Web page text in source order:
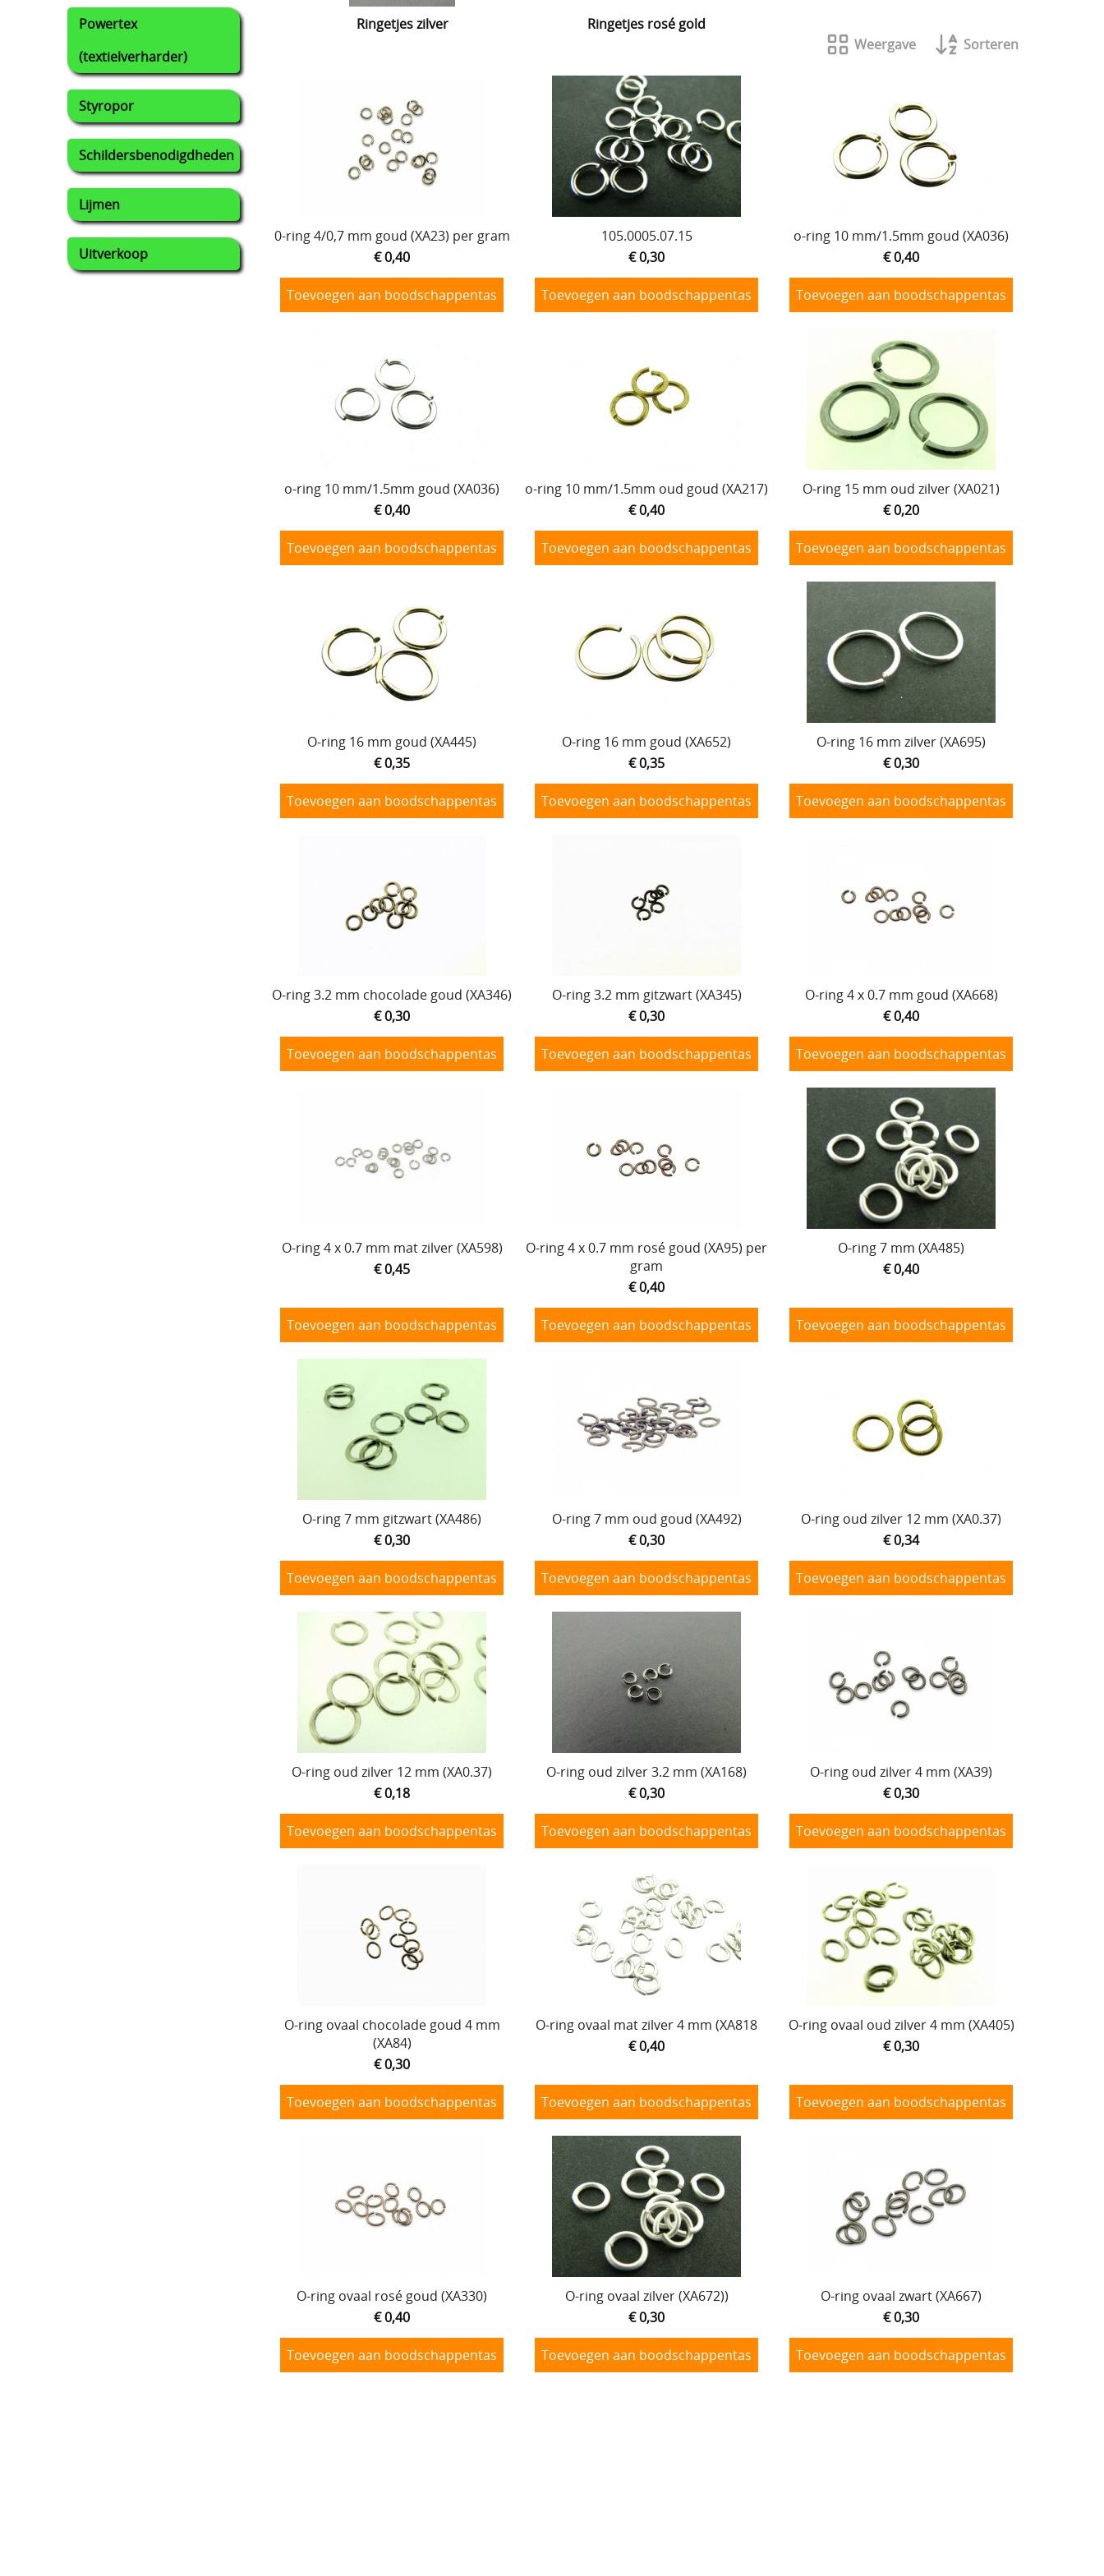
Powertex
(textielverharder)
Styropor
Schildersbenodigdheden
Lijmen
Uitverkoop
Ringetjes zilver
Ringetjes rosé gold
Weergave
Sorteren
0-ring 4/0,7 mm goud (XA23) per gram
€ 0,40
Toevoegen aan boodschappentas
105.0005.07.15
€ 0,30
Toevoegen aan boodschappentas
o-ring 10 mm/1.5mm goud (XA036)
€ 0,40
Toevoegen aan boodschappentas
o-ring 10 mm/1.5mm goud (XA036)
€ 0,40
Toevoegen aan boodschappentas
o-ring 10 mm/1.5mm oud goud (XA217)
€ 0,40
Toevoegen aan boodschappentas
O-ring 15 mm oud zilver (XA021)
€ 0,20
Toevoegen aan boodschappentas
O-ring 16 mm goud (XA445)
€ 0,35
Toevoegen aan boodschappentas
O-ring 16 mm goud (XA652)
€ 0,35
Toevoegen aan boodschappentas
O-ring 16 mm zilver (XA695)
€ 0,30
Toevoegen aan boodschappentas
O-ring 3.2 mm chocolade goud (XA346)
€ 0,30
Toevoegen aan boodschappentas
O-ring 3.2 mm gitzwart (XA345)
€ 0,30
Toevoegen aan boodschappentas
O-ring 4 x 0.7 mm goud (XA668)
€ 0,40
Toevoegen aan boodschappentas
O-ring 4 x 0.7 mm mat zilver (XA598)
€ 0,45
Toevoegen aan boodschappentas
O-ring 4 x 0.7 mm rosé goud (XA95) per
gram
€ 0,40
Toevoegen aan boodschappentas
O-ring 7 mm (XA485)
€ 0,40
Toevoegen aan boodschappentas
O-ring 7 mm gitzwart (XA486)
€ 0,30
Toevoegen aan boodschappentas
O-ring 7 mm oud goud (XA492)
€ 0,30
Toevoegen aan boodschappentas
O-ring oud zilver 12 mm (XA0.37)
€ 0,34
Toevoegen aan boodschappentas
O-ring oud zilver 12 mm (XA0.37)
€ 0,18
Toevoegen aan boodschappentas
O-ring oud zilver 3.2 mm (XA168)
€ 0,30
Toevoegen aan boodschappentas
O-ring oud zilver 4 mm (XA39)
€ 0,30
Toevoegen aan boodschappentas
O-ring ovaal chocolade goud 4 mm
(XA84)
€ 0,30
Toevoegen aan boodschappentas
O-ring ovaal mat zilver 4 mm (XA818
€ 0,40
Toevoegen aan boodschappentas
O-ring ovaal oud zilver 4 mm (XA405)
€ 0,30
Toevoegen aan boodschappentas
O-ring ovaal rosé goud (XA330)
€ 0,40
Toevoegen aan boodschappentas
O-ring ovaal zilver (XA672))
€ 0,30
Toevoegen aan boodschappentas
O-ring ovaal zwart (XA667)
€ 0,30
Toevoegen aan boodschappentas